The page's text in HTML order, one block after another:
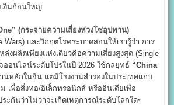
งินก้อนใหญ่
(กระจายความเสี่ยงห่วงโซ่อุปทาน)
Wars) และวิกฤตโรคระบาดสอนให้เรารู้ว่า การ
งผลิตเพียงแห่งเดียวคือความเสี่ยงสูงสุด (Single
ออนไลน์ระดับโปรในปี 2026 ใช้กลยุทธ์ “China
นหลักในจีน แต่มีโรงงานสำรองในประเทศแถบ
เพื่อสิ่งทอ/อิเล็กทรอนิกส์ หรืออินเดียเพื่อ
ะกันว่าไม่ว่าจะเกิดเหตุการณ์ระดับโลกใดๆ